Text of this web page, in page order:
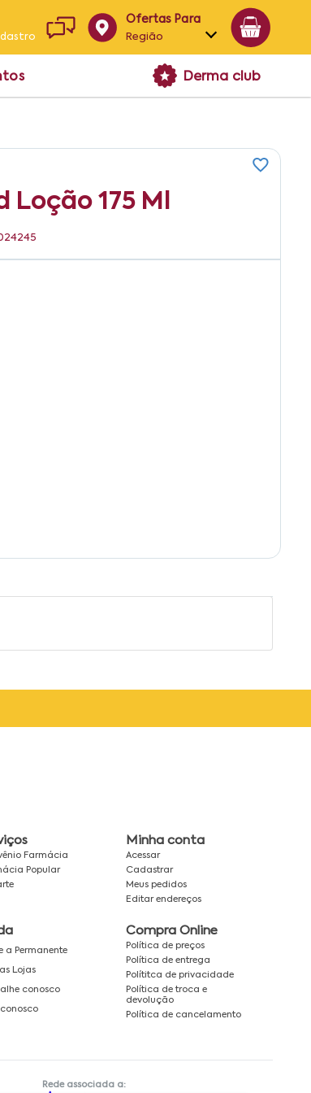
Ofertas Para
Região
Alagoas
Derma club
Loção 175 Ml
Farmácia
Popular
Minha conta
Acessar
Cadastrar
Meus pedidos
Editar endereços
a Permanente
Lojas
conosco
conosco
Compra Online
Política de preços
Política de entrega
Polítitca de privacidade
Política de troca e
devolução
Política de cancelamento
Rede associada a: